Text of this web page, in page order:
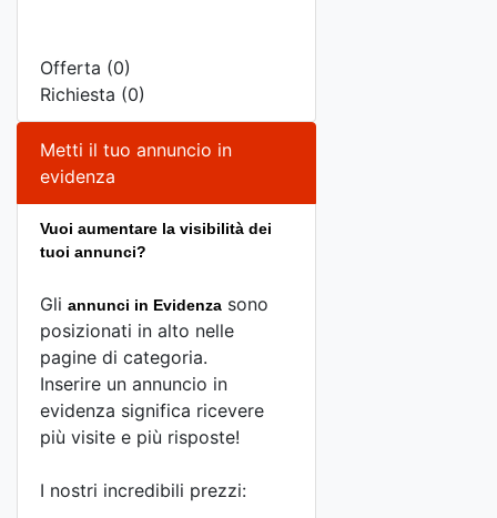
Offerta (0)
Richiesta (0)
Metti il tuo annuncio in
evidenza
Vuoi aumentare la visibilità dei
tuoi annunci?
Gli annunci in Evidenza sono
posizionati in alto nelle
pagine di categoria.
Inserire un annuncio in
evidenza significa ricevere
più visite e più risposte!
I nostri incredibili prezzi: